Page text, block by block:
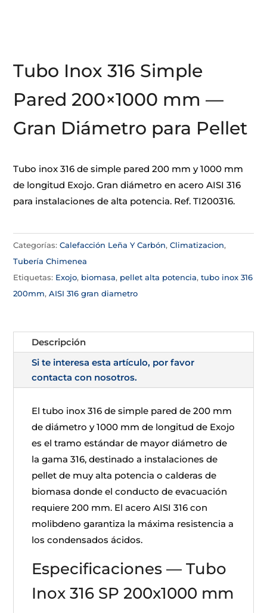
Tubo Inox 316 Simple
Pared 200×1000 mm —
Gran Diámetro para Pellet
Tubo inox 316 de simple pared 200 mm y 1000 mm
de longitud Exojo. Gran diámetro en acero AISI 316
para instalaciones de alta potencia. Ref. TI200316.
Categorías:Calefacción Leña Y Carbón,Climatizacion,
Tubería Chimenea
Etiquetas: Exojo, biomasa, pellet alta potencia,tubo inox 316
200mm,AISI 316 gran diametro
Descripción
Si te interesa esta artículo, por favor
contacta con nosotros.
El tubo inox 316 de simple pared de 200 mm
de diámetro y 1000 mm de longitud de Exojo
es el tramo estándar de mayor diámetro de
la gama 316, destinado a instalaciones de
pellet de muy alta potencia o calderas de
biomasa donde el conducto de evacuación
requiere 200 mm. El acero AISI 316 con
molibdeno garantiza la máxima resistencia a
los condensados ácidos.
Especificaciones — Tubo
Inox 316 SP 200x1000 mm